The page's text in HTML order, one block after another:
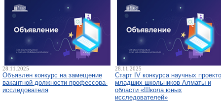
28.11.2025
Объявлен конкурс на замещение
вакантной должности профессора-
исследователя
28.11.2025
Старт IV конкурса научных
младших школьников Алматы и
области «Школа юных
исследователей»